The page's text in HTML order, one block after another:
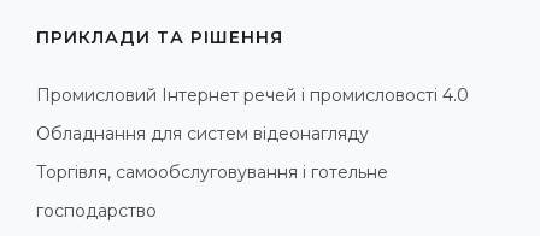
ПРИКЛАДИ ТА РІШЕННЯ
Промисловий Інтернет речей і промисловості 4.0
Обладнання для систем відеонагляду
Торгівля, самообслуговування і готельне
господарство